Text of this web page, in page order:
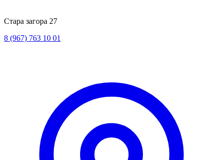
Стара загора 27
8 (967) 763 10 01